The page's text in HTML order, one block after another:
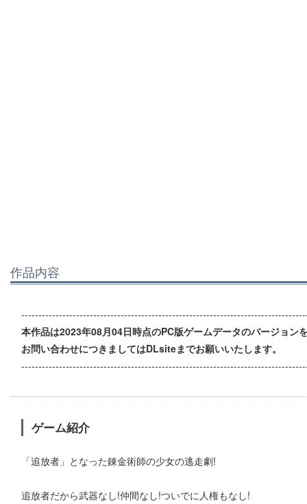
作品内容
本作品は2023年08月04日時点のPC版ゲームデータのバージョン
お問い合わせにつきましてはDLsiteまでお願いいたします。
ゲーム紹介
「追放者」となった錬金術師の少女の逃走劇!
追放者だから武器なし!仲間なし!ついでに人権もなし!